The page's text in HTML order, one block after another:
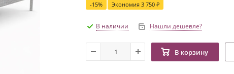
-15% Экономия 3 750 ₽
В наличии Нашли дешевле?
В корзину